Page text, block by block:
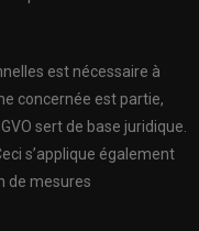
est nécessaire à
concernée est partie,
sert de base juridique.
s’applique également
de mesures